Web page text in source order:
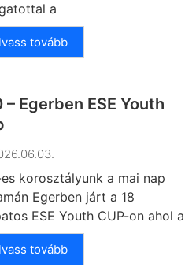
a
tovább
– Egerben ESE Youth
korosztályunk a mai nap
Egerben járt a 18
ESE Youth CUP-on ahol a
tovább